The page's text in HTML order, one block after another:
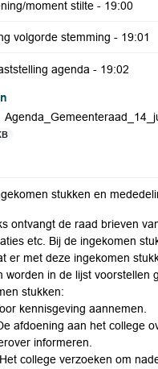
moment stilte - 19:00
volgorde stemming - 19:01
agenda - 19:02
stukken en
ontvangt de raad brieven
etc. Bij de ingekomen
er met deze ingekomen
worden in de lijst voorstellen
stukken:
kennisgeving aannemen.
afdoening aan het college
informeren.
college verzoeken om